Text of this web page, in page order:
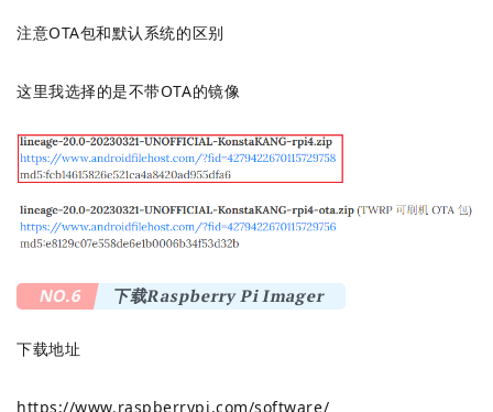
注意OTA包和默认系统的区别
这里我选择的是不带OTA的镜像
NO.6 下载Raspberry Pi Imager
下载地址
https://www.raspberrypi.com/software/